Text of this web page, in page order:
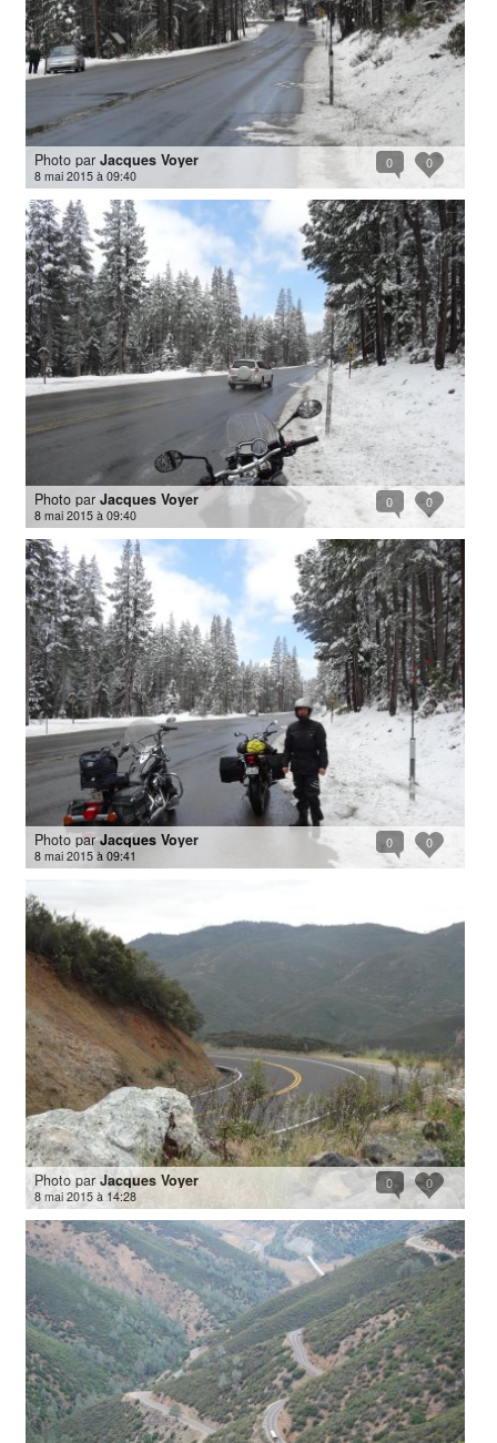
0
0
Photo par Jacques Voyer
8 mai 2015 à 09:40
0
0
Photo par Jacques Voyer
8 mai 2015 à 09:40
0
0
Photo parJacques Voyer
8 mai 2015 à 09:41
0
0
Photo par Jacques Voyer
8 mai 2015 à 14:28